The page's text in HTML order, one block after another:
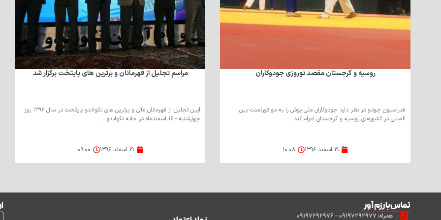
روسیه و گرجستان مقصد نوروزی جودوکاران
فدراسیون جودو در نظر دارد جودوکاران ملی پوش را به دو تورنمنت بین
المللی در کشورهای روسیه و گرجستان اعزام کند. ...
۱۹ اسفند ۱۳۹۶ ۱۰:۰۸
مراسم تجلیل از قهرمانان و برترین های پایتخت برگزار شد
آیین تجلیل از قهرمانان ملی و برترین های تکواندو پایتخت در سال ۱۳۹۶ روز
چهارشنبه - ۱۶ اسفندماه در خانه تکواندو ...
۱۹ اسفند ۱۳۹۶ ۰۹:۰۰
تماس‌با رزم آور
همراه: ۰۹۱۹۷۲۹۲۹۷۷ – ۰۹۱۹۷۲۹۲۹۷۶